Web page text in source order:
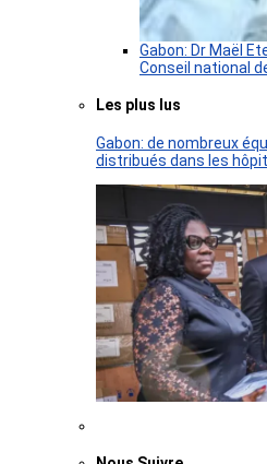
Gabon: Dr Maël
Conseil national
Les plus lus
Gabon: de nombreux
distribués dans les